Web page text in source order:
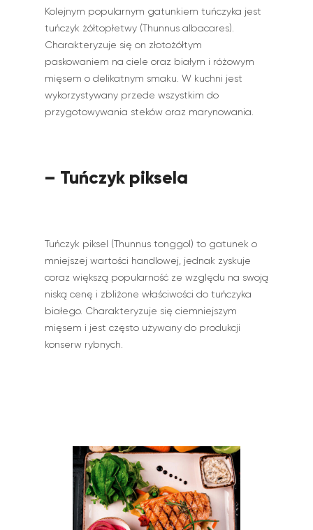
Kolejnym popularnym gatunkiem tuńczyka jest
tuńczyk żółtopłetwy (Thunnus albacares).
Charakteryzuje się on złotożółtym
paskowaniem na ciele oraz białym i różowym
mięsem o delikatnym smaku. W kuchni jest
wykorzystywany przede wszystkim do
przygotowywania steków oraz marynowania.
– Tuńczyk piksela
Tuńczyk piksel (Thunnus tonggol) to gatunek o
mniejszej wartości handlowej, jednak zyskuje
coraz większą popularność ze względu na swoją
niską cenę i zbliżone właściwości do tuńczyka
białego. Charakteryzuje się ciemniejszym
mięsem i jest często używany do produkcji
konserw rybnych.